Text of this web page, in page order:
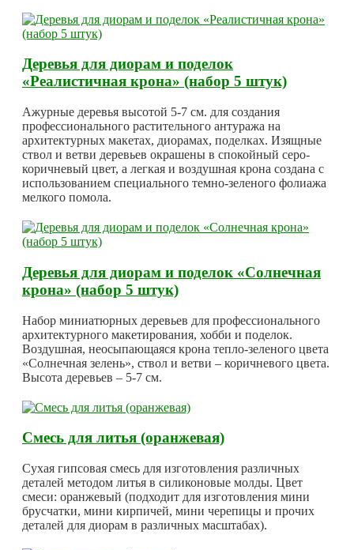
Деревья для диорам и поделок
«Реалистичная крона» (набор 5 штук)
Ажурные деревья высотой 5-7 см. для создания
профессионального растительного антуража на
архитектурных макетах, диорамах, поделках. Изящные
ствол и ветви деревьев окрашены в спокойный серо-
коричневый цвет, а легкая и воздушная крона создана с
использованием специального темно-зеленого фолиажа
мелкого помола.
Деревья для диорам и поделок «Солнечная
крона» (набор 5 штук)
Набор миниатюрных деревьев для профессионального
архитектурного макетирования, хобби и поделок.
Воздушная, неосыпающаяся крона тепло-зеленого цвета
«Солнечная зелень», ствол и ветви – коричневого цвета.
Высота деревьев – 5-7 см.
Смесь для литья (оранжевая)
Сухая гипсовая смесь для изготовления различных
деталей методом литья в силиконовые молды. Цвет
смеси: оранжевый (подходит для изготовления мини
брусчатки, мини кирпичей, мини черепицы и прочих
деталей для диорам в различных масштабах).